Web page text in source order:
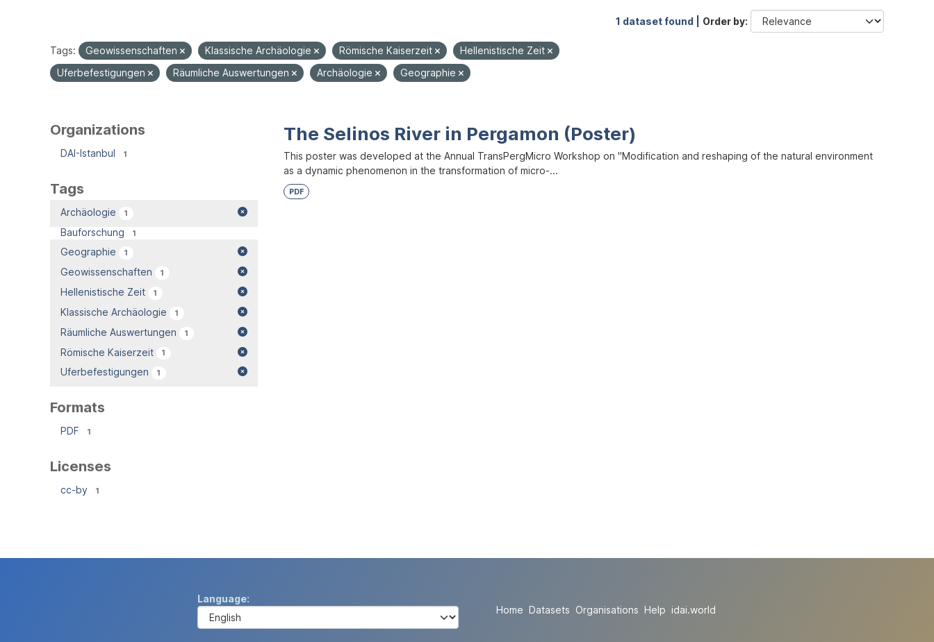
1 dataset found | Order by
Tags: Geowissenschaften Klassische Archäologie Römische Kaiserzeit
Hellenistische Zeit
Uferbefestigungen
Räumliche Auswertungen Archäologie Geographie
Organizations
DAI-Istanbul 1
Tags
Archäologie 1
Bauforschung 1
Geographie 1
Geowissenschaften 1
Hellenistische Zeit 1
Klassische Archäologie 1
Räumliche Auswertungen 1
Römische Kaiserzeit 1
Uferbefestigungen 1
Formats
PDF 1
Licenses
cc-by 1
The Selinos River in Pergamon (Poster)
This poster was developed at the Annual TransPergMicro Workshop on "Modification and reshaping of the natural environment
as a dynamic phenomenon in the transformation of micro-...
PDF
Language
Home Datasets Organisations Help idai.world